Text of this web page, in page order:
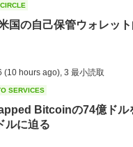
CIRCLE
国の自己保管ウォレッ
(10 hours ago) 3 最小読取
SERVICES
Bitcoinの74億ド
ルに迫る